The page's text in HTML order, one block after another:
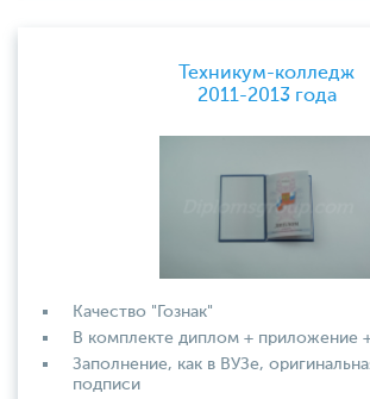
Техникум-колледж
2011-2013 года
Качество "Гознак"
В комплекте диплом + приложение
Заполнение, как в ВУЗе,
подписи